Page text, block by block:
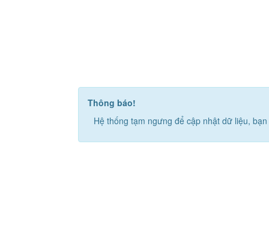
Thông báo!
Hệ thống tạm ngưng để cập nhật dữ liệu,